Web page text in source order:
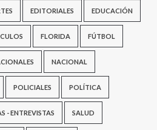
EDITORIALES EDUCACIÓN
FLORIDA FÚTBOL
NACIONAL
POLICIALES POLÍTICA
- ENTREVISTAS SALUD